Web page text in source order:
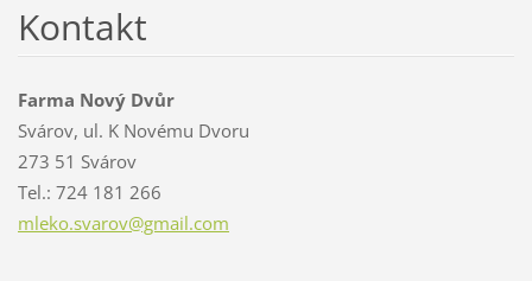
Kontakt
Farma Nový Dvůr
Svárov, ul. K Novému Dvoru
273 51 Svárov
Tel.: 724 181 266
mleko.svarov@gmail.com